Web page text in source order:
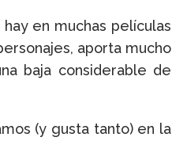
en muchas películas
aporta mucho
baja considerable de
(y gusta tanto) en la